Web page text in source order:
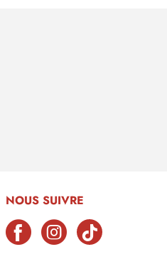
NOUS SUIVRE